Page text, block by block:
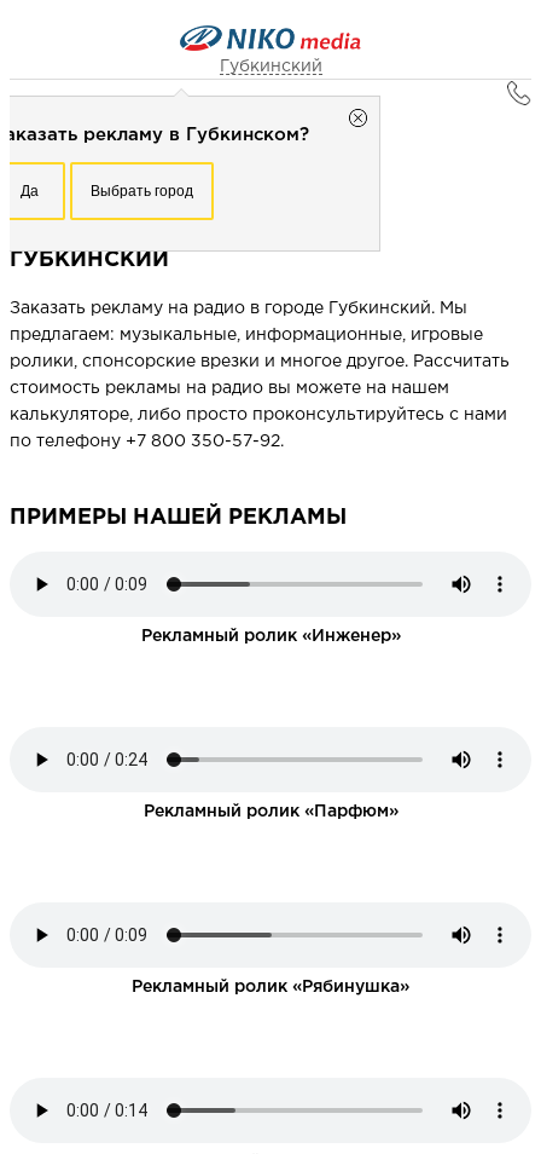
Губкинский
рекламу в Губкинском?
Да Выбрать город
Губкинский
Заказать рекламу в Губкинском?
Выберите свой город
НАПИСАТЬ НАМ
Реклама в городах
ГУБКИНСКИЙ
Заказать рекламу на радио в городе Губкинский. Мы
предлагаем: музыкальные, информационные, игровые
ролики, спонсорские врезки и многое другое. Рассчитать
стоимость рекламы на радио вы можете на нашем
калькуляторе, либо просто проконсультируйтесь с нами
по телефону +7 800 350-57-92.
ПРИМЕРЫ НАШЕЙ РЕКЛАМЫ
Рекламный ролик «Инженер»
Рекламный ролик «Парфюм»
Рекламный ролик «Рябинушка»